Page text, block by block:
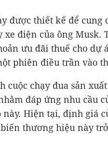
được thiết kế để cung
xe điện của ông Musk.
ưu đãi thuế cho dự
phiên điều trần vào
cuộc chạy đua sản
đáp ứng nhu cầu
Hiện tại, định giá
thương hiệu này